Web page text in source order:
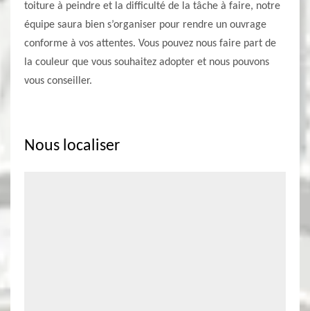
toiture à peindre et la difficulté de la tâche à faire, notre
équipe saura bien s’organiser pour rendre un ouvrage
conforme à vos attentes. Vous pouvez nous faire part de
la couleur que vous souhaitez adopter et nous pouvons
vous conseiller.
Nous localiser